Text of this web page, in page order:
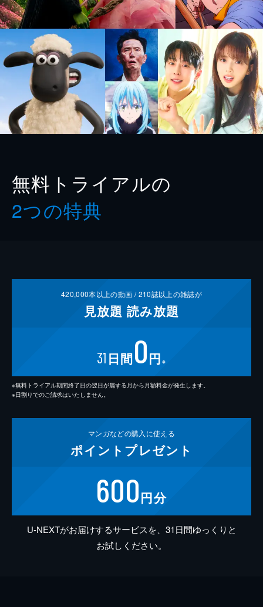
無料トライアルの
2つの特典
420,000本以上の動画 /210誌以上の雑誌が
見放題 読み放題
31 日間0円 ※
※無料トライアル期間終了日の翌日が属する月から月額料金が発生します。
※日割りでのご請求はいたしません。
マンガなどの購入に使える
ポイント プレゼント
600円分
U-NEXTがお届けするサービスを、31日間ゆっくりと
お試しください。